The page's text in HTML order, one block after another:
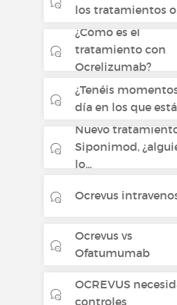
los tratamientos
¿Cómo es el
tratamiento con
Ocrelizumab?
¿Tenéis
día en los que
Nuevo
Siponimod,
lo...
Ocrevus
Ocrevus vs
Ofatumumab
OCREVUS
controles